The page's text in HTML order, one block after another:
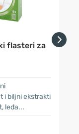
flasteri za
i biljni ekstrakti
leđa...